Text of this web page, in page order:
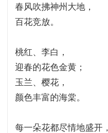
春风吹拂神州大地，
百花竞放。
桃红、李白，
迎春的花色金黄；
玉兰、樱花，
颜色丰富的海棠。
每一朵花都尽情地盛开，